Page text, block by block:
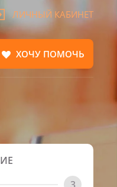
ЛИЧНЫЙ КАБИНЕТ
ХОЧУ ПОМОЧЬ